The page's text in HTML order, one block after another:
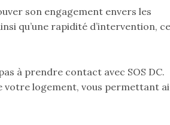
son engagement envers les
qu’une rapidité d’intervention,
à prendre contact avec SOS DC.
votre logement, vous permettant